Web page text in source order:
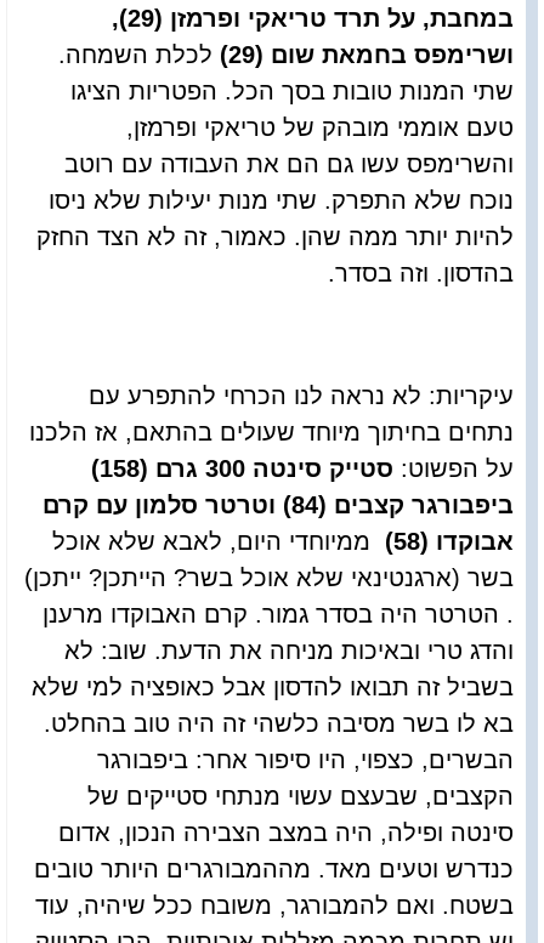
במחבת, על תרד טריאקי ופרמזן (29),
ושרימפס בחמאת שום (29)
לכלת השמחה.
שתי המנות טובות בסך הכל. הפטריות הציגו
טעם אוממי מובהק של טריאקי ופרמזן,
והשרימפס עשו גם הם את העבודה עם רוטב
נוכח שלא התפרק. שתי מנות יעילות שלא ניסו
להיות יותר ממה שהן. כאמור, זה לא הצד החזק
בהדסון. וזה בסדר.
עיקריות: לא נראה לנו הכרחי להתפרע עם
נתחים בחיתוך מיוחד שעולים בהתאם, אז הלכנו
על הפשוט:
סטייק סינטה 300 גרם (158)
ביפבורגר קצבים (84) וטרטר סלמון עם קרם
אבוקדו (58)
ממיוחדי היום, לאבא שלא אוכל
בשר (ארגנטינאי שלא אוכל בשר? הייתכן? ייתכן)
. הטרטר היה בסדר גמור. קרם האבוקדו מרענן
והדג טרי ובאיכות מניחה את הדעת. שוב: לא
בשביל זה תבואו להדסון אבל כאופציה למי שלא
בא לו בשר מסיבה כלשהי זה היה טוב בהחלט.
הבשרים, כצפוי, היו סיפור אחר: ביפבורגר
הקצבים, שבעצם עשוי מנתחי סטייקים של
סינטה ופילה, היה במצב הצבירה הנכון, אדום
כנדרש וטעים מאד. מההמבורגרים היותר טובים
בשטח. ואם להמבורגר, משובח ככל שיהיה, עוד